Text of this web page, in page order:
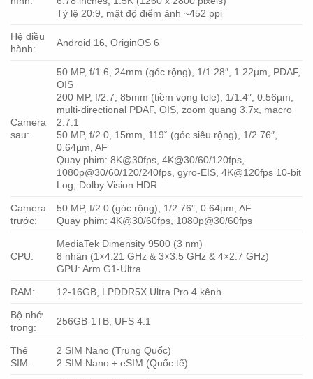
Tỷ lệ 20:9, mật độ điểm ảnh ~452 ppi
Hệ điều
hành:
Android 16, OriginOS 6
Camera
sau:
50 MP, f/1.6, 24mm (góc rộng), 1/1.28″, 1.22µm, PDAF,
OIS
200 MP, f/2.7, 85mm (tiềm vọng tele), 1/1.4″, 0.56µm,
multi-directional PDAF, OIS, zoom quang 3.7x, macro
2.7:1
50 MP, f/2.0, 15mm, 119˚ (góc siêu rộng), 1/2.76″,
0.64µm, AF
Quay phim: 8K@30fps, 4K@30/60/120fps,
1080p@30/60/120/240fps, gyro-EIS, 4K@120fps 10-bit
Log, Dolby Vision HDR
Camera
trước:
50 MP, f/2.0 (góc rộng), 1/2.76″, 0.64µm, AF
Quay phim: 4K@30/60fps, 1080p@30/60fps
CPU:
MediaTek Dimensity 9500 (3 nm)
8 nhân (1×4.21 GHz & 3×3.5 GHz & 4×2.7 GHz)
GPU: Arm G1-Ultra
RAM: 12-16GB, LPDDR5X Ultra Pro 4 kênh
Bộ nhớ
trong:
256GB-1TB, UFS 4.1
Thẻ
SIM:
2 SIM Nano (Trung Quốc)
2 SIM Nano + eSIM (Quốc tế)